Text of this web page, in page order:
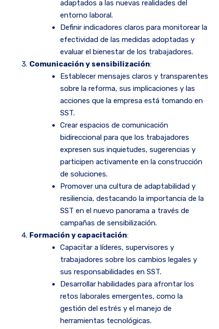
adaptados a las nuevas realidades del
entorno laboral.
Definir indicadores claros para monitorear la
efectividad de las medidas adoptadas y
evaluar el bienestar de los trabajadores.
Comunicación y sensibilización:
Establecer mensajes claros y transparentes
sobre la reforma, sus implicaciones y las
acciones que la empresa está tomando en
SST.
Crear espacios de comunicación
bidireccional para que los trabajadores
expresen sus inquietudes, sugerencias y
participen activamente en la construcción
de soluciones.
Promover una cultura de adaptabilidad y
resiliencia, destacando la importancia de la
SST en el nuevo panorama a través de
campañas de sensibilización.
Formación y capacitación:
Capacitar a líderes, supervisores y
trabajadores sobre los cambios legales y
sus responsabilidades en SST.
Desarrollar habilidades para afrontar los
retos laborales emergentes, como la
gestión del estrés y el manejo de
herramientas tecnológicas.